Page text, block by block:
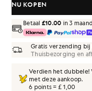
NU KOPEN
Betaal £10.00 in 3
Gratis verzending bij
Thuisbezorging en
Verdien het
met deze aankoop.
6 points = £ 1,00